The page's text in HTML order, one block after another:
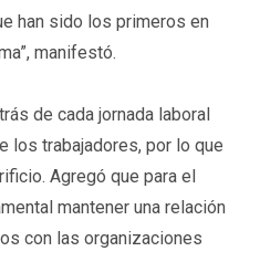
han sido los primeros en
manifestó.
de cada jornada laboral
los trabajadores, por lo que
Agregó que para el
mantener una relación
con las organizaciones